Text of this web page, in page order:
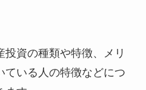
資の種類や特徴、メリ
ている人の特徴などにつ